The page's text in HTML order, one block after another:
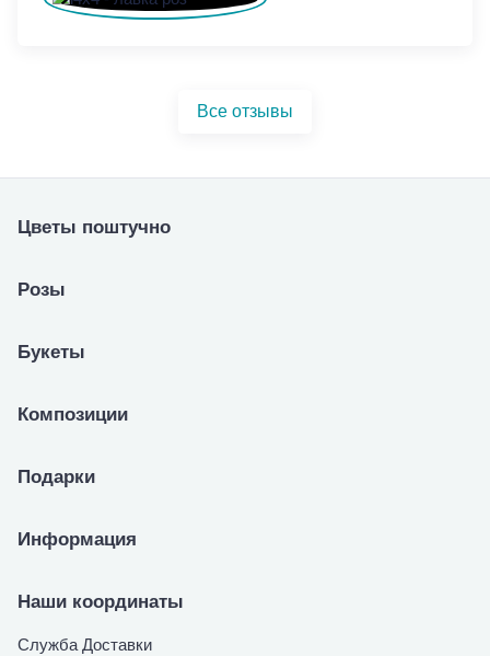
Все отзывы
Цветы поштучно
Розы
Букеты
Композиции
Подарки
Информация
Наши координаты
Служба Доставки